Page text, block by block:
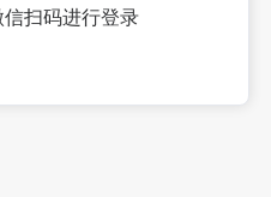
信扫码进行登录